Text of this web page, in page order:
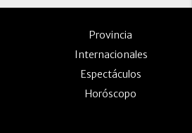
Provincia
Internacionales
Espectáculos
Horóscopo